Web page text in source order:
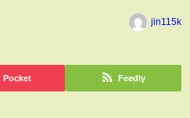
jin115k
Pocket Feedly